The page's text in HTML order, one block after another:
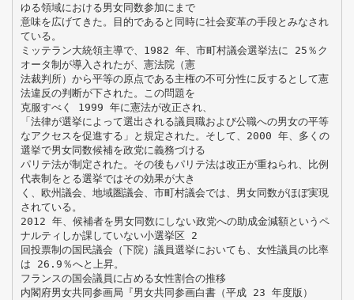
ゆる領域における男女同数参加にまで
意味を広げてきた。目的であると同時に社会変革の手段とみなされ
ている。
ミッテラン大統領主導で、1982 年、市町村議会選挙法に 25％ク
オータ制が導入されたが、憲法院（憲
法裁判所）から平等の原点である主権の不可分性に反するとして憲
法違反の判断が下された。この問題を
克服すべく 1999 年に憲法が改正され、
「法律が選挙によって選出される議員職および公職への男女の平等
なアクセスを促進する」と規定された。そして、2000 年、多くの
選挙で男女同数候補を政党に義務づける
パリテ法が制定された。その後もパリテ法は改正が重ねられ、比例
代表制をとる選挙ではその効果が大き
く、欧州議会、地域圏議会、市町村議会では、男女同数がほぼ実現
されている。
2012 年、候補者を男女同数にしない政党への助成金減額というペ
ナルティしか課していない小選挙区 2
回投票制の国民議会（下院）議員選挙においても、女性議員の比率
は 26.9％へと上昇。
フランスの国会議員に占める女性割合の推移
内閣府男女共同参画局『男女共同参画白書（平成 23 年度版）